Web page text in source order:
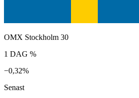
OMX Stockholm 30
1 DAG %
−0,32%
Senast